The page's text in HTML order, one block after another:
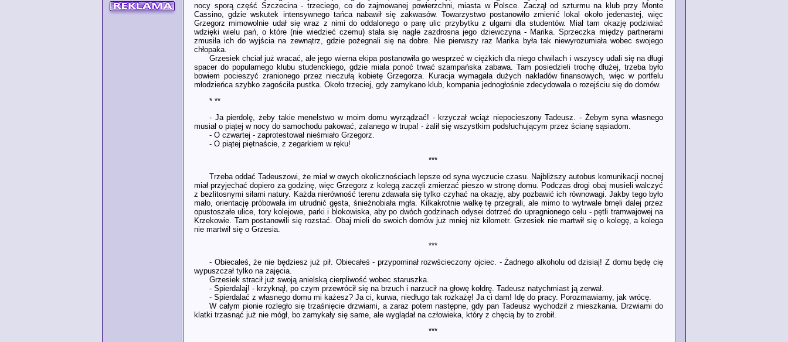
nocy sporą część Szczecina - trzeciego, co do zajmowanej powierzchni, miasta w Polsce. Zaczął od szturmu na klub przy Monte
Cassino, gdzie wskutek intensywnego tańca nabawił się zakwasów. Towarzystwo postanowiło zmienić lokal około jedenastej, więc
Grzegorz mimowolnie udał się wraz z nimi do oddalonego o parę ulic przybytku z ulgami dla studentów. Miał tam okazję podziwiać
wdzięki wielu pań, o które (nie wiedzieć czemu) stała się nagle zazdrosna jego dziewczyna - Marika. Sprzeczka między partnerami
zmusiła ich do wyjścia na zewnątrz, gdzie pożegnali się na dobre. Nie pierwszy raz Marika była tak niewyrozumiała wobec swojego
chłopaka.
Grzesiek chciał już wracać, ale jego wierna ekipa postanowiła go wesprzeć w ciężkich dla niego chwilach i wszyscy udali się na długi
spacer do popularnego klubu studenckiego, gdzie miała ponoć trwać szampańska zabawa. Tam posiedzieli trochę dłużej, trzeba było
bowiem pocieszyć zranionego przez nieczułą kobietę Grzegorza. Kuracja wymagała dużych nakładów finansowych, więc w portfelu
młodzieńca szybko zagościła pustka. Około trzeciej, gdy zamykano klub, kompania jednogłośnie zdecydowała o rozejściu się do domów.
* **
- Ja pierdolę, żeby takie menelstwo w moim domu wyrządzać! - krzyczał wciąż niepocieszony Tadeusz. - Żebym syna własnego
musiał o piątej w nocy do samochodu pakować, zalanego w trupa! - żalił się wszystkim podsłuchującym przez ścianę sąsiadom.
- O czwartej - zaprotestował nieśmiało Grzegorz.
- O piątej piętnaście, z zegarkiem w ręku!
***
Trzeba oddać Tadeuszowi, że miał w owych okolicznościach lepsze od syna wyczucie czasu. Najbliższy autobus komunikacji nocnej
miał przyjechać dopiero za godzinę, więc Grzegorz z kolegą zaczęli zmierzać pieszo w stronę domu. Podczas drogi obaj musieli walczyć
z bezlitosnymi siłami natury. Każda nierówność terenu zdawała się tylko czyhać na okazję, aby pozbawić ich równowagi. Jakby tego było
mało, orientację próbowała im utrudnić gęsta, śnieżnobiała mgła. Kilkakrotnie walkę tę przegrali, ale mimo to wytrwale brnęli dalej przez
opustoszałe ulice, tory kolejowe, parki i blokowiska, aby po dwóch godzinach odysei dotrzeć do upragnionego celu - pętli tramwajowej na
Krzekowie. Tam postanowili się rozstać. Obaj mieli do swoich domów już mniej niż kilometr. Grzesiek nie martwił się o kolegę, a kolega
nie martwił się o Grzesia.
***
- Obiecałeś, że nie będziesz już pił. Obiecałeś - przypominał rozwścieczony ojciec. - Żadnego alkoholu od dzisiaj! Z domu będę cię
wypuszczał tylko na zajęcia.
Grzesiek stracił już swoją anielską cierpliwość wobec staruszka.
- Spierdalaj! - krzyknął, po czym przewrócił się na brzuch i narzucił na głowę kołdrę. Tadeusz natychmiast ją zerwał.
- Spierdalać z własnego domu mi każesz? Ja ci, kurwa, niedługo tak rozkażę! Ja ci dam! Idę do pracy. Porozmawiamy, jak wrócę.
W całym pionie rozległo się trzaśnięcie drzwiami, a zaraz potem następne, gdy pan Tadeusz wychodził z mieszkania. Drzwiami do
klatki trzasnąć już nie mógł, bo zamykały się same, ale wyglądał na człowieka, który z chęcią by to zrobił.
***